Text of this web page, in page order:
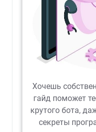
Хочешь
гайд поможет
крутого бота,
секреты